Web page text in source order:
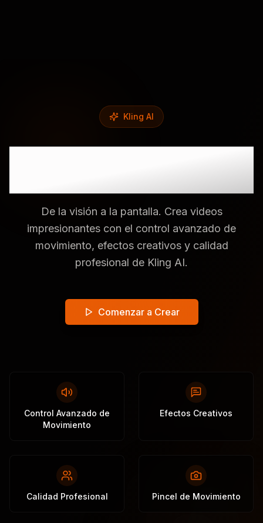
Kling AI
De la visión a la pantalla. Crea videos
impresionantes con el control avanzado de
movimiento, efectos creativos y calidad
profesional de Kling AI.
Comenzar a Crear
Control Avanzado de
Movimiento
Efectos Creativos
Calidad Profesional Pincel de Movimiento